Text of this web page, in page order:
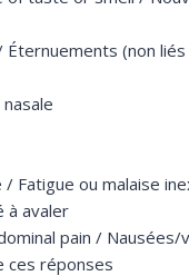
(non
Fatigue ou malaise
à avaler
pain /
ces réponses